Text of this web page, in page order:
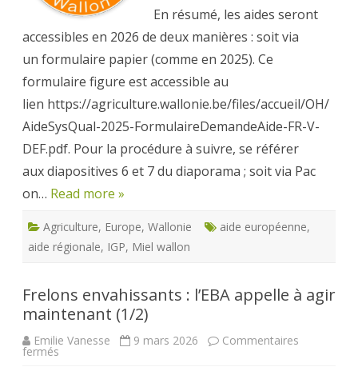
En résumé, les aides seront
accessibles en 2026 de deux manières : soit via
un formulaire papier (comme en 2025). Ce
formulaire figure est accessible au
lien https://agriculture.wallonie.be/files/accueil/OH/
AideSysQual-2025-FormulaireDemandeAide-FR-V-
DEF.pdf. Pour la procédure à suivre, se référer
aux diapositives 6 et 7 du diaporama ; soit via Pac
on… Read more »
Agriculture, Europe, Wallonie aide européenne,
aide régionale, IGP, Miel wallon
Frelons envahissants : l’EBA appelle à agir
maintenant (1/2)
Emilie Vanesse 9 mars 2026 Commentaires
fermés